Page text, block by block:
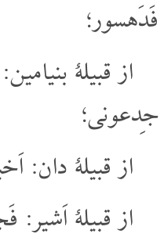
فَدَهسور؛
از قبیلۀ
جِدعونی؛
از قبیلۀ دان:
از قبیلۀ اَشیر: